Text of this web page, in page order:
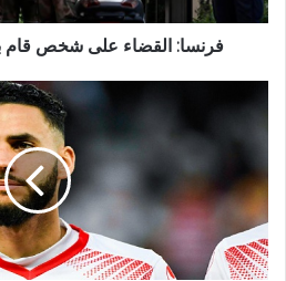
فرنسا: القضاء على شخص قام